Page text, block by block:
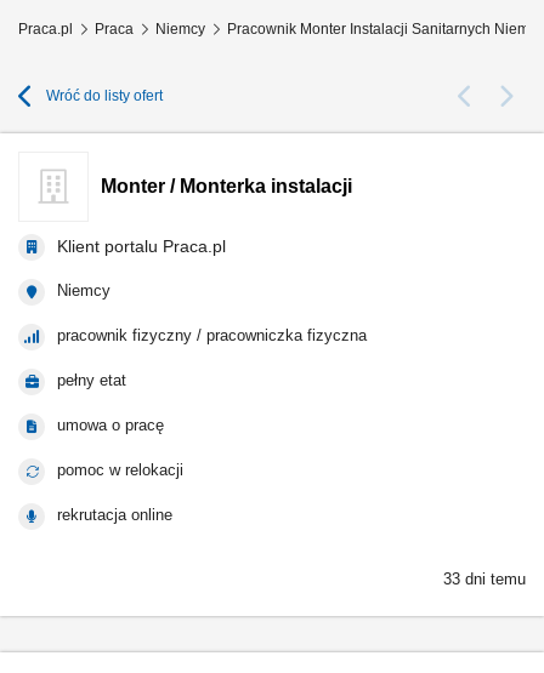
Praca.pl Praca Niemcy Pracownik Monter Instalacji Sanitarnych Niemcy
Wróć do listy ofert
Monter / Monterka instalacji
Klient portalu Praca.pl
Niemcy
pracownik fizyczny / pracowniczka fizyczna
pełny etat
umowa o pracę
pomoc w relokacji
rekrutacja online
33 dni temu